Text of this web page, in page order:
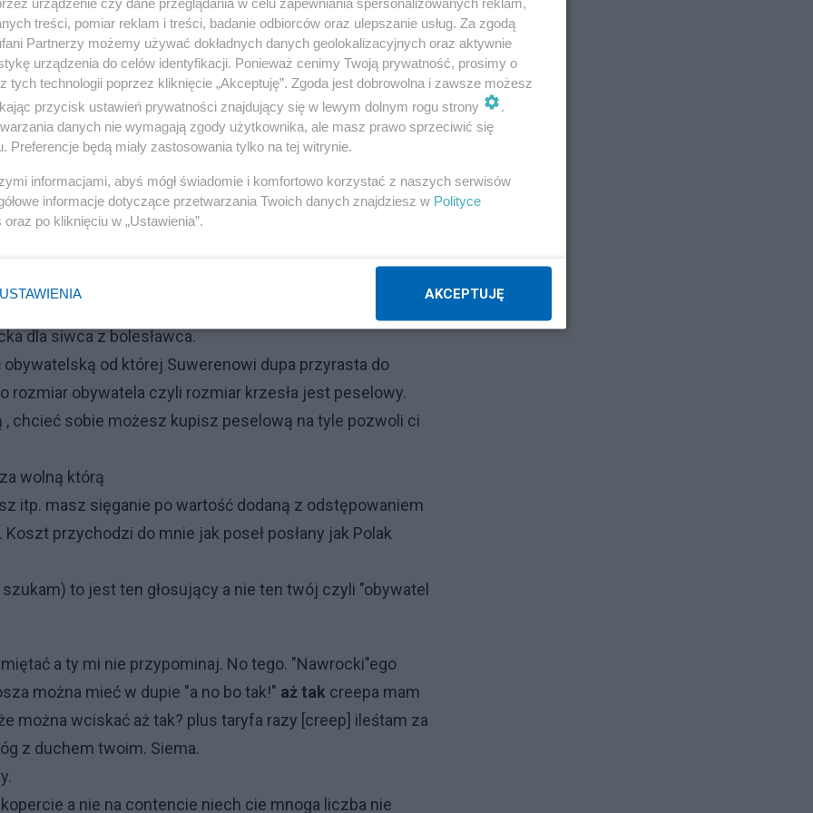
inteligencji osobistej w mózgu moim.
dopiero po meetnięciu.i tyle żadne "trudne" jedno
na samą myśl o nieobecności Jezusa staje
jegore no wzwód. Ja jedynie tak wyglądam a to jest
dla siwca z bolesławca.
od której Suwerenowi dupa przyrasta do
rozmiar obywatela czyli rozmiar krzesła jest peselowy.
chcieć sobie możesz kupisz peselową na tyle pozwoli ci
wolną którą
itp. masz sięganie po wartość dodaną z odstępowaniem
przychodzi do mnie jak poseł posłany jak Polak
to jest ten głosujący a nie ten twój czyli "obywatel
a ty mi nie przypominaj. No tego. "Nawrocki"ego
można mieć w dupie "a no bo tak!" aż tak creepa mam
można wciskać aż tak? plus taryfa razy [creep] ileśtam za
z duchem twoim. Siema.
a nie na contencie niech cie mnoga liczba nie
Napisz notkę
treści, pomiar reklam i treści, badanie odbiorców oraz ulepszanie usług. Za zgodą
Partnerzy możemy używać dokładnych danych geolokalizacyjnych oraz aktywnie
urządzenia do celów identyfikacji. Ponieważ cenimy Twoją prywatność, prosimy o
tych technologii poprzez kliknięcie „Akceptuję”. Zgoda jest dobrowolna i zawsze możesz
przycisk ustawień prywatności znajdujący się w lewym dolnym rogu strony
.
danych nie wymagają zgody użytkownika, ale masz prawo sprzeciwić się
Preferencje będą miały zastosowania tylko na tej witrynie.
informacjami, abyś mógł świadomie i komfortowo korzystać z naszych serwisów
informacje dotyczące przetwarzania Twoich danych znajdziesz w Polityce
oraz po kliknięciu w „Ustawienia”.
USTAWIENIA AKCEPTUJĘ